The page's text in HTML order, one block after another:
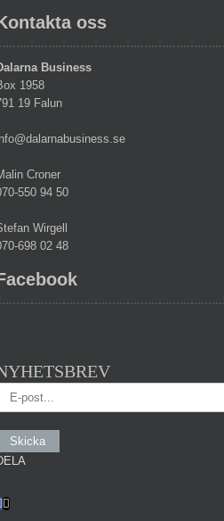
oss
Business
1958
19 Falun
Croner
550 94 50
Wirgell
698 02 48